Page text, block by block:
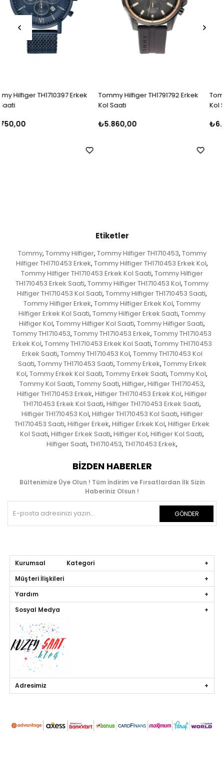
Tommy Hilfiger TH1791792 Erkek
Kol Saati
₺5.860,00
Tommy Hilfiger TH1710396
Kol Saati
₺6.000,00
Etiketler
Tommy, Tommy Hilfiger, Tommy Hilfiger TH1710453, Tommy
Hilfiger TH1710453 Erkek, Tommy Hilfiger TH1710453 Erkek Kol,
Tommy Hilfiger TH1710453 Erkek Kol Saati, Tommy Hilfiger
TH1710453 Erkek Saati, Tommy Hilfiger TH1710453 Kol, Tommy
Hilfiger TH1710453 Kol Saati, Tommy Hilfiger TH1710453 Saati,
Tommy Hilfiger Erkek, Tommy Hilfiger Erkek Kol, Tommy
Hilfiger Erkek Kol Saati, Tommy Hilfiger Erkek Saati, Tommy
Hilfiger Kol, Tommy Hilfiger Kol Saati, Tommy Hilfiger Saati,
Tommy TH1710453, Tommy TH1710453 Erkek, Tommy TH1710453
Erkek Kol, Tommy TH1710453 Erkek Kol Saati, Tommy TH1710453
Erkek Saati, Tommy TH1710453 Kol, Tommy TH1710453 Kol
Saati, Tommy TH1710453 Saati, Tommy Erkek, Tommy Erkek
Kol, Tommy Erkek Kol Saati, Tommy Erkek Saati, Tommy Kol,
Tommy Kol Saati, Tommy Saati, Hilfiger, Hilfiger TH1710453,
Hilfiger TH1710453 Erkek, Hilfiger TH1710453 Erkek Kol, Hilfiger
TH1710453 Erkek Kol Saati, Hilfiger TH1710453 Erkek Saati,
Hilfiger TH1710453 Kol, Hilfiger TH1710453 Kol Saati, Hilfiger
TH1710453 Saati, Hilfiger Erkek, Hilfiger Erkek Kol, Hilfiger Erkek
Kol Saati, Hilfiger Erkek Saati, Hilfiger Kol, Hilfiger Kol Saati,
Hilfiger Saati, TH1710453, TH1710453 Erkek,
BIZDEN HABERLER
Bültenimize Üye Olun ! Tüm İndirim ve Fırsatlardan İlk Sizin
Haberiniz Olsun !
GÖNDER
Kurumsal Kategori
Müşteri İlişkileri
Yardım
Sosyal Medya
Adresimiz